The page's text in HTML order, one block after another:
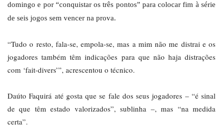
domingo e por “conquistar os três pontos” para colocar fim à série
de seis jogos sem vencer na prova.
“Tudo o resto, fala-se, empola-se, mas a mim não me distrai e os
jogadores também têm indicações para que não haja distrações
com ‘fait-divers’”, acrescentou o técnico.
Daúto Faquirá até gosta que se fale dos seus jogadores – “é sinal
de que têm estado valorizados”, sublinha –, mas “na medida
certa”.